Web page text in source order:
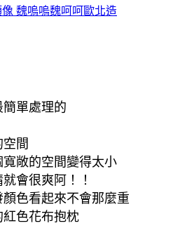
魏嗚嗚魏呵呵歐北造
單處理的
間
敞的空間變得太小
會很爽阿！！
色看起來不會那麼重
色花布抱枕